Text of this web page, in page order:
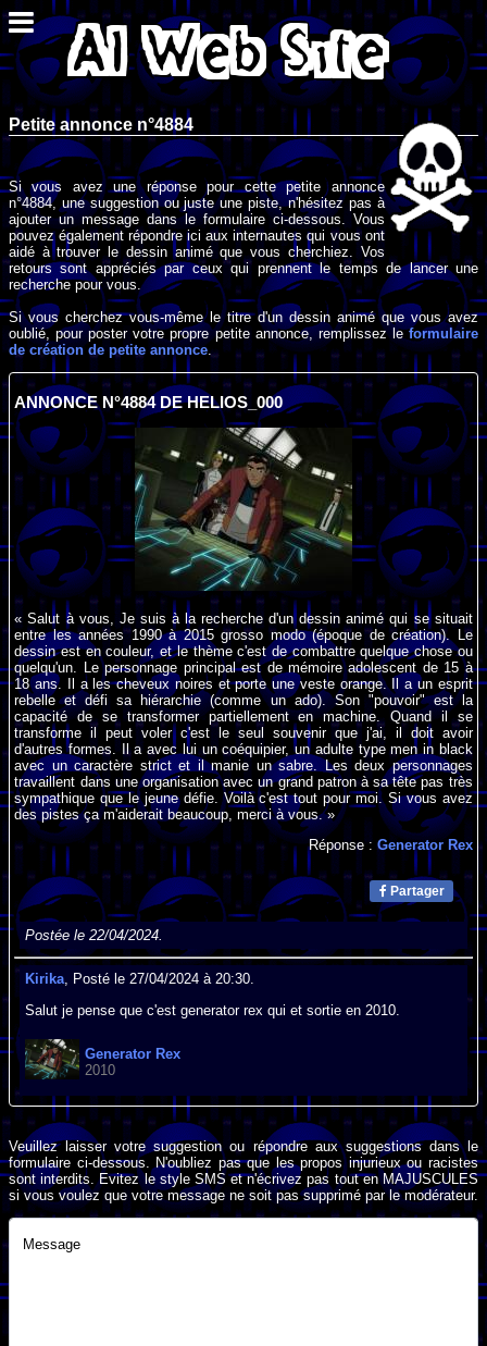
Petite annonce n°4884
Si vous avez une réponse pour cette petite annonce
n°4884, une suggestion ou juste une piste, n'hésitez pas à
ajouter un message dans le formulaire ci-dessous. Vous
pouvez également répondre ici aux internautes qui vous ont
aidé à trouver le dessin animé que vous cherchiez. Vos
retours sont appréciés par ceux qui prennent le temps de lancer une
recherche pour vous.
Si vous cherchez vous-même le titre d'un dessin animé que vous avez
oublié, pour poster votre propre petite annonce, remplissez leformulaire
de création de petite annonce .
ANNONCE N°4884 DE HELIOS_000
« Salut à vous, Je suis à la recherche d'un dessin animé qui se situait
entre les années 1990 à 2015 grosso modo (époque de création). Le
dessin est en couleur, et le thème c'est de combattre quelque chose ou
quelqu'un. Le personnage principal est de mémoire adolescent de 15 à
18 ans. Il a les cheveux noires et porte une veste orange. Il a un esprit
rebelle et défi sa hiérarchie (comme un ado). Son "pouvoir" est la
capacité de se transformer partiellement en machine. Quand il se
transforme il peut voler c'est le seul souvenir que j'ai, il doit avoir
d'autres formes. Il a avec lui un coéquipier, un adulte type men in black
avec un caractère strict et il manie un sabre. Les deux personnages
travaillent dans une organisation avec un grand patron à sa tête pas très
sympathique que le jeune défie. Voilà c'est tout pour moi. Si vous avez
des pistes ça m'aiderait beaucoup, merci à vous. »
Réponse : Generator Rex
Partager
Postée le 22/04/2024.
Kirika, Posté le 27/04/2024 à 20:30.
Salut je pense que c'est generator rex qui et sortie en 2010.
Generator Rex
2010
Veuillez laisser votre suggestion ou répondre aux suggestions dans le
formulaire ci-dessous. N'oubliez pas que les propos injurieux ou racistes
sont interdits. Evitez le style SMS et n'écrivez pas tout en MAJUSCULES
si vous voulez que votre message ne soit pas supprimé par le modérateur.
Message